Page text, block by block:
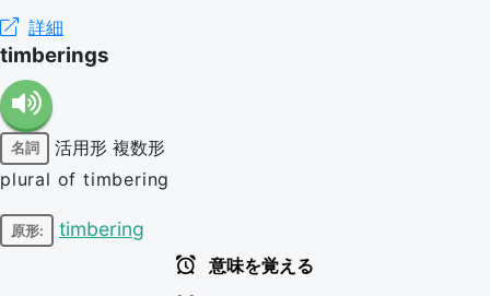
詳細
timberings
名詞 活用形 複数形
plural of timbering
原形: timbering
意味を覚える